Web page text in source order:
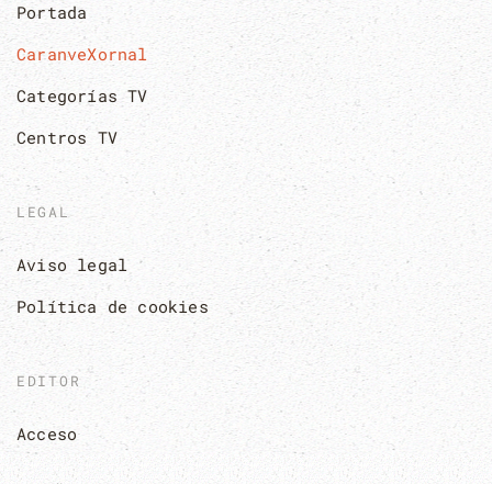
Portada
CaranveXornal
Categorías TV
Centros TV
LEGAL
Aviso legal
Política de cookies
EDITOR
Acceso